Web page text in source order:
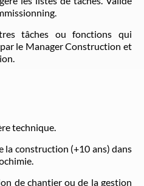
tâches ou fonctions qui
le Manager Construction et
technique.
la construction (+10 ans) dans
de chantier ou de la gestion